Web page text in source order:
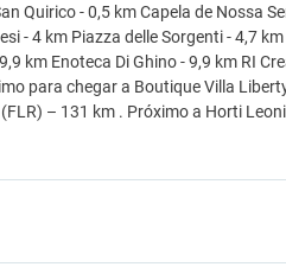
Quirico - 0,5 km Capela de Nossa
- 4 km Piazza delle Sorgenti - 4,7
km Enoteca Di Ghino - 9,9 km RI
para chegar a Boutique Villa
– 131 km . Próximo a Horti